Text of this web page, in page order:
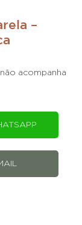
–
acompanha